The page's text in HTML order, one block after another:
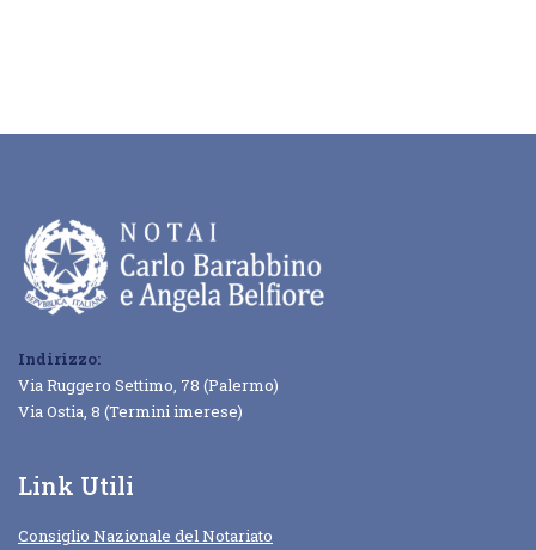
Indirizzo:
Via Ruggero Settimo, 78 (Palermo)
Via Ostia, 8 (Termini imerese)
Link Utili
Consiglio Nazionale del Notariato